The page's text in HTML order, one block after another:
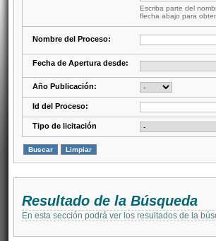
Escriba parte del
flecha abajo para
Nombre del Proceso:
Fecha de Apertura desde:
Año Publicación:
Id del Proceso:
Tipo de licitación
Resultado de la Búsqueda
En esta sección podrá ver los resultados de la